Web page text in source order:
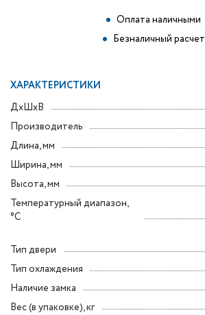
Оплата наличными
Безналичный расчет
ХАРАКТЕРИСТИКИ
ДxШxВ
Производитель
Длина, мм
Ширина, мм
Высота, мм
Температурный диапазон,
°C
Тип двери
Тип охлаждения
Наличие замка
Вес (в упаковке), кг